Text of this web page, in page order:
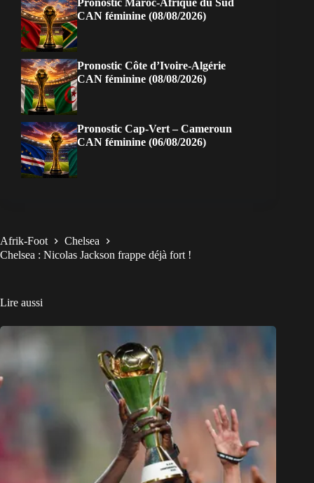
Pronostic Maroc-Afrique du Sud
CAN féminine (08/08/2026)
Pronostic Côte d’Ivoire-Algérie
CAN féminine (08/08/2026)
Pronostic Cap-Vert – Cameroun
CAN féminine (06/08/2026)
Afrik-Foot
Chelsea
Chelsea : Nicolas Jackson frappe déjà fort !
Lire aussi